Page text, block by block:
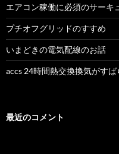
エアコン稼働に必須のサーキ
プチオフグリッドのすすめ
いまどきの電気配線のお話
accs 24時間熱交換換気がすば
最近のコメント